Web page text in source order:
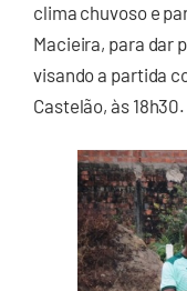
clima chuvoso e
Macieira, para dar
visando a partida
Castelão, às 18h30.